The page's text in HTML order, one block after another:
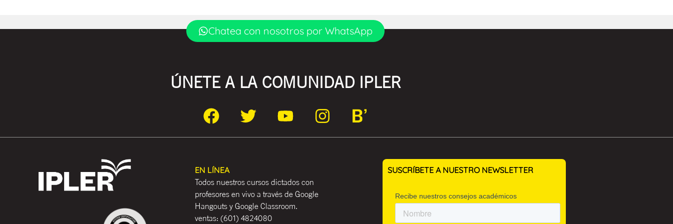
Chatea con nosotros por WhatsApp
ÚNETE A LA COMUNIDAD IPLER
EN LÍNEA
Todos nuestros cursos dictados con
profesores en vivo a través de Google
Hangouts y Google Classroom.
ventas: (601) 4824080
SUSCRÍBETE A NUESTRO NEWSLETTER